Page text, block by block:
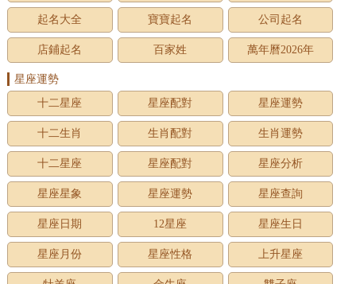
起名大全 寶寶起名 公司起名
店鋪起名 百家姓 萬年曆2026年
星座運勢
十二星座
星座配對 星座運勢
十二生肖 生肖配對 生肖運勢
十二星座 星座配對 星座分析
星座星象 星座運勢 星座查詢
星座日期 12星座 星座生日
星座月份 星座性格 上升星座